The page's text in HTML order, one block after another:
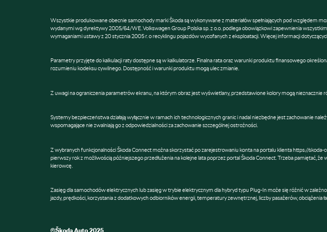
Wszystkie produkowane obecnie samochody marki Škoda są wykonywane z materiałów spełniających pod względem
wydanymi wg dyrektywy 2005/64/WE. Volkswagen Group Polska sp. z o.o. podlega obowiązkowi zapewnienia
wymaganiami ustawy z 20 stycznia 2005 r. o recyklingu pojazdów wycofanych z eksploatacji. Więcej informacji
Parametry przyjęte do kalkulacji raty dostępne są w kalkulatorze. Finalna rata oraz warunki produktu finansowego
rozumieniu kodeksu cywilnego. Dostępność i warunki produktu mogą ulec zmianie.
Z uwagi na ograniczenia parametrów ekranu, na którym obraz jest wyświetlany, przedstawione kolory mogą nieznacznie
Systemy bezpieczeństwa działają wyłącznie w ramach ich technologicznych granic i nadal niezbędne jest zachowanie
wspomagające nie zwalniają go z odpowiedzialności za zachowanie szczególnej ostrożności.
Z wybranych funkcjonalności Škoda Connect można skorzystać po zarejestrowaniu konta na portalu klienta https://
pierwszy rok z możliwością późniejszego przedłużenia na kolejne lata poprzez portal Škoda Connect. Trzeba pamiętać,
kierowcę.
Zasięg dla samochodów elektrycznych lub zasięg w trybie elektrycznym dla hybryd typu Plug-In może się różnić w
jazdy, prędkości, korzystania z dodatkowych odbiorników energii, temperatury zewnętrznej, liczby pasażerów, obciążenia
©Škoda Auto 2025